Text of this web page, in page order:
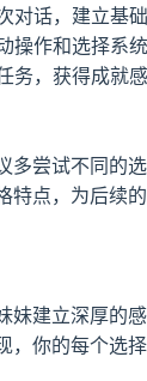
对话，建立基
操作和选择系
务，获得成就感
多尝试不同的
特点，为后续
妹建立深厚的
，你的每个选